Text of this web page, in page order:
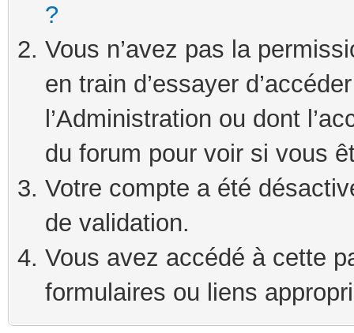
?
Vous n’avez pas la
en train d’essayer
l’Administration ou dont
du forum pour voir si vous
Votre compte a été
de validation.
Vous avez accédé à cette
formulaires ou liens